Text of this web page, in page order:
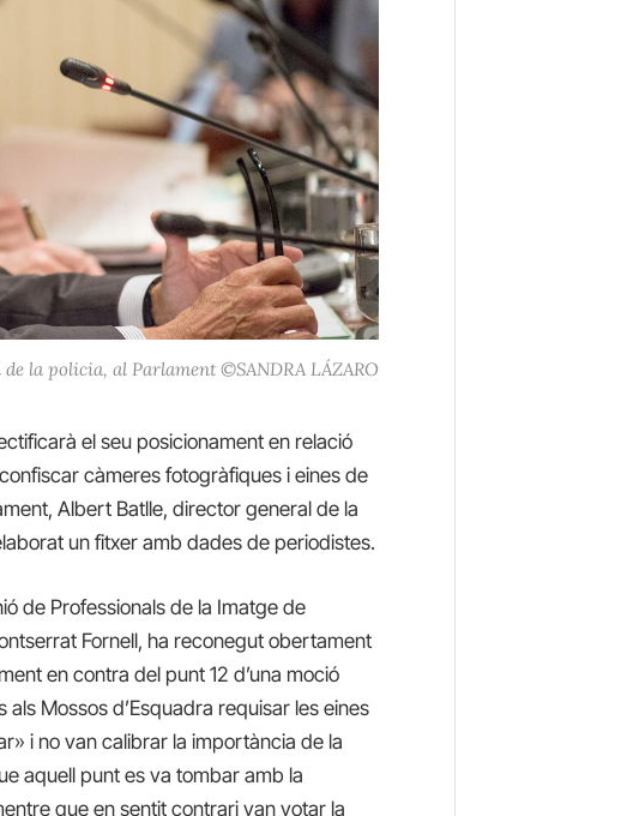
la policia, al Parlament ©SANDRA LÁZARO
el seu posicionament en relació
càmeres fotogràfiques i eines de
Albert Batlle, director general de la
un fitxer amb dades de periodistes.
de Professionals de la Imatge de
Fornell, ha reconegut obertament
en contra del punt 12 d’una moció
Mossos d’Esquadra requisar les eines
i no van calibrar la importància de la
aquell punt es va tombar amb la
que en sentit contrari van votar la